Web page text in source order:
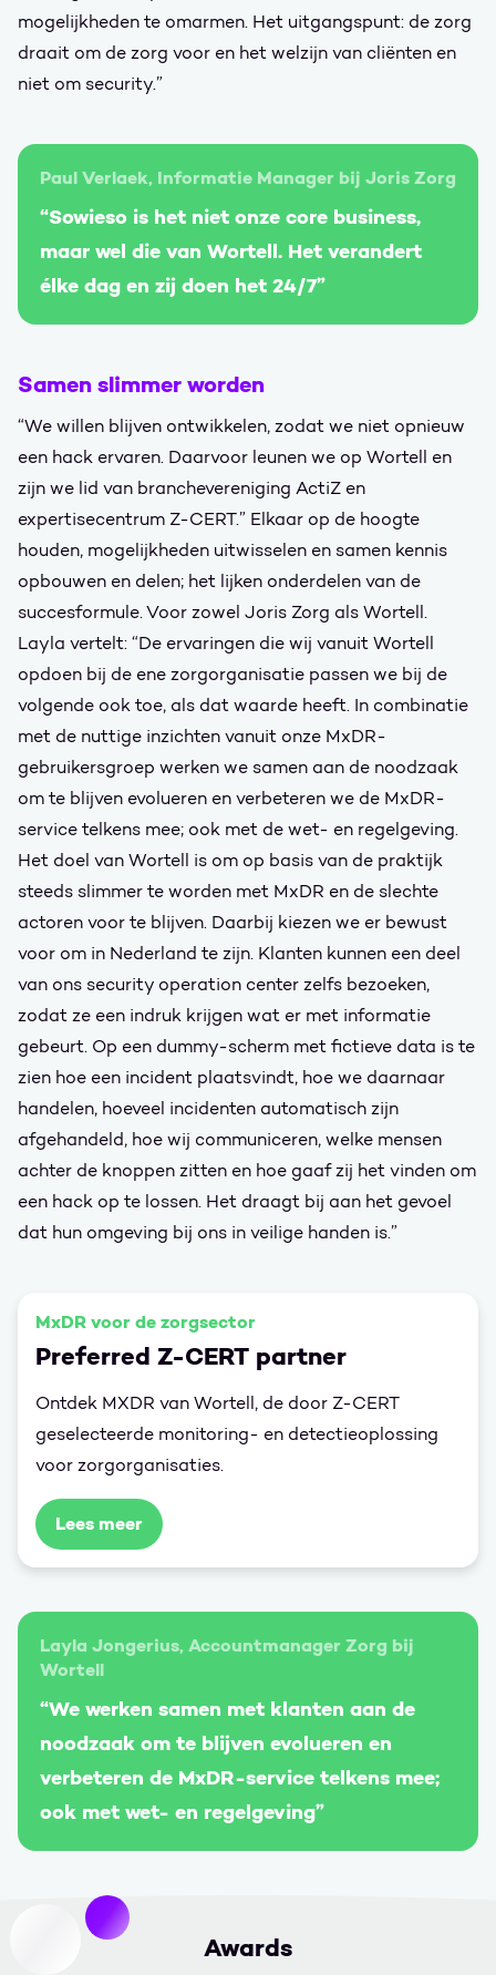
mogelijkheden te omarmen. Het uitgangspunt: de zorg
draait om de zorg voor en het welzijn van cliënten en
niet om security.”
Paul Verlaek, Informatie Manager bij Joris Zorg
“Sowieso is het niet onze core business,
maar wel die van Wortell. Het verandert
élke dag en zij doen het 24/7”
Samen slimmer worden
“We willen blijven ontwikkelen, zodat we niet opnieuw
een hack ervaren. Daarvoor leunen we op Wortell en
zijn we lid van branchevereniging ActiZ en
expertisecentrum Z-CERT.” Elkaar op de hoogte
houden, mogelijkheden uitwisselen en samen kennis
opbouwen en delen; het lijken onderdelen van de
succesformule. Voor zowel Joris Zorg als Wortell.
Layla vertelt: “De ervaringen die wij vanuit Wortell
opdoen bij de ene zorgorganisatie passen we bij de
volgende ook toe, als dat waarde heeft. In combinatie
met de nuttige inzichten vanuit onze MxDR-
gebruikersgroep werken we samen aan de noodzaak
om te blijven evolueren en verbeteren we de MxDR-
service telkens mee; ook met de wet- en regelgeving.
Het doel van Wortell is om op basis van de praktijk
steeds slimmer te worden met MxDR en de slechte
actoren voor te blijven. Daarbij kiezen we er bewust
voor om in Nederland te zijn. Klanten kunnen een deel
van ons security operation center zelfs bezoeken,
zodat ze een indruk krijgen wat er met informatie
gebeurt. Op een dummy-scherm met fictieve data is te
zien hoe een incident plaatsvindt, hoe we daarnaar
handelen, hoeveel incidenten automatisch zijn
afgehandeld, hoe wij communiceren, welke mensen
achter de knoppen zitten en hoe gaaf zij het vinden om
een hack op te lossen. Het draagt bij aan het gevoel
dat hun omgeving bij ons in veilige handen is.”
MxDR voor de zorgsector
Preferred Z-CERT partner
Ontdek MXDR van Wortell, de door Z-CERT
geselecteerde monitoring- en detectieoplossing
voor zorgorganisaties.
Lees meer
Layla Jongerius, Accountmanager Zorg bij
Wortell
“We werken samen met klanten aan de
noodzaak om te blijven evolueren en
verbeteren de MxDR-service telkens mee;
ook met wet- en regelgeving”
Awards